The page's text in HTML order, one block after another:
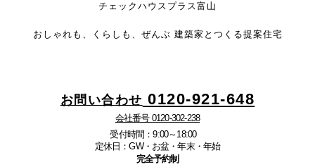
チェックハウスプラス富山
おしゃれも、くらしも、ぜんぶ 建築家とつくる提案住宅
お問い合わせ 0120-921-648
会社番号 0120-302-238
受付時間：9:00～18:00
定休日：GW・お盆・年末・年始
完全予約制